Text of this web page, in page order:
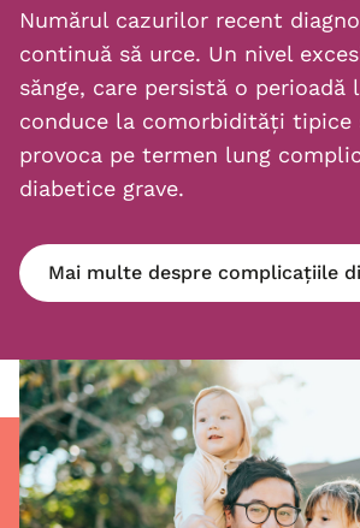
Numărul cazurilor recent
continuă să urce. Un nivel
sănge, care persistă o perioadă
conduce la comorbidități tipice
provoca pe termen lung
diabetice grave.
Mai multe despre complicațiile